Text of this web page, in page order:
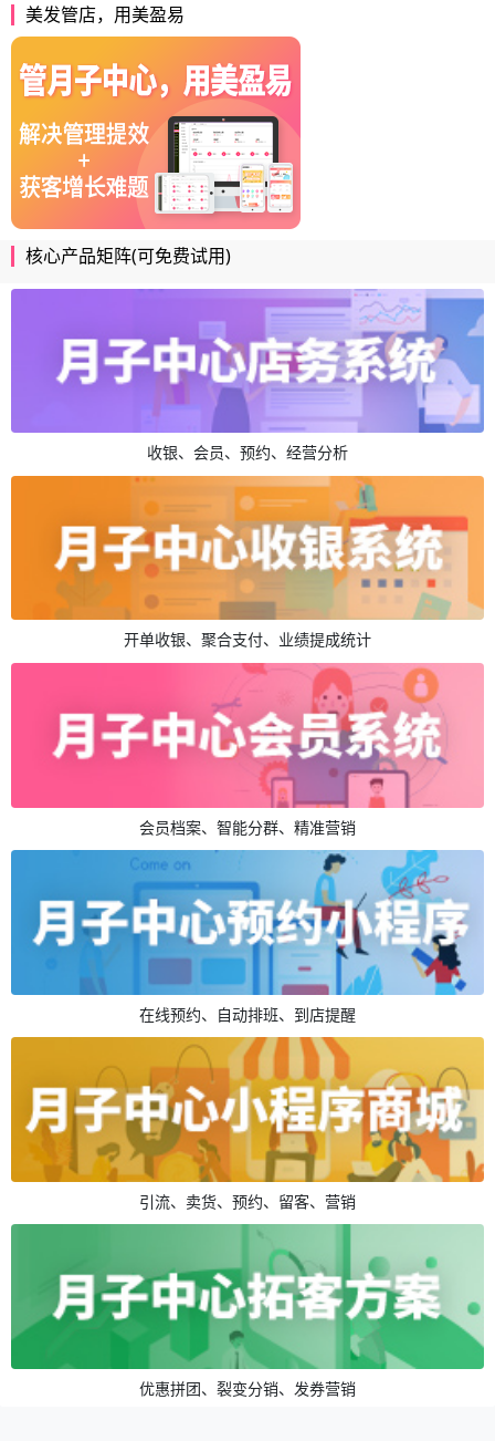
美发管店，用美盈易
核心产品矩阵(可免费试用)
收银、会员、预约、经营分析
开单收银、聚合支付、业绩提成统计
会员档案、智能分群、精准营销
在线预约、自动排班、到店提醒
引流、卖货、预约、留客、营销
优惠拼团、裂变分销、发券营销